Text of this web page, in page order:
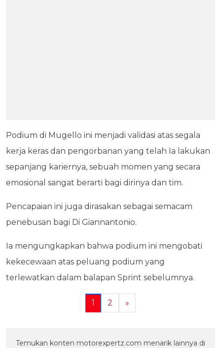
Podium di Mugello ini menjadi validasi atas segala
kerja keras dan pengorbanan yang telah Ia lakukan
sepanjang kariernya, sebuah momen yang secara
emosional sangat berarti bagi dirinya dan tim.
Pencapaian ini juga dirasakan sebagai semacam
penebusan bagi Di Giannantonio.
Ia mengungkapkan bahwa podium ini mengobati
kekecewaan atas peluang podium yang
terlewatkan dalam balapan Sprint sebelumnya.
1 2 »
Temukan konten motorexpertz.com menarik lainnya di